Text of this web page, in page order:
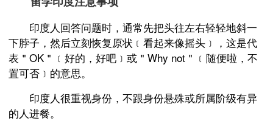
印度人回答问题时，通常先把头往左右轻轻地斜一
下脖子，然后立刻恢复原状﹝看起来像摇头﹞，这是代
表＂OK＂﹝好的，好吧﹞或＂Why not＂﹝随便啦，不
置可否﹞的意思。
印度人很重视身份，不跟身份悬殊或所属阶级有异
的人进餐。